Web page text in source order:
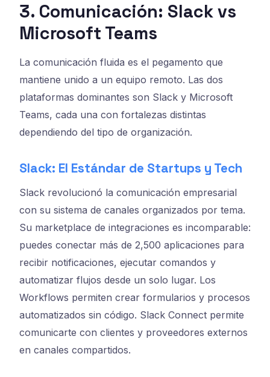
3. Comunicación: Slack vs
Microsoft Teams
La comunicación fluida es el pegamento que
mantiene unido a un equipo remoto. Las dos
plataformas dominantes son Slack y Microsoft
Teams, cada una con fortalezas distintas
dependiendo del tipo de organización.
Slack: El Estándar de Startups y Tech
Slack revolucionó la comunicación empresarial
con su sistema de canales organizados por tema.
Su marketplace de integraciones es incomparable:
puedes conectar más de 2,500 aplicaciones para
recibir notificaciones, ejecutar comandos y
automatizar flujos desde un solo lugar. Los
Workflows permiten crear formularios y procesos
automatizados sin código. Slack Connect permite
comunicarte con clientes y proveedores externos
en canales compartidos.